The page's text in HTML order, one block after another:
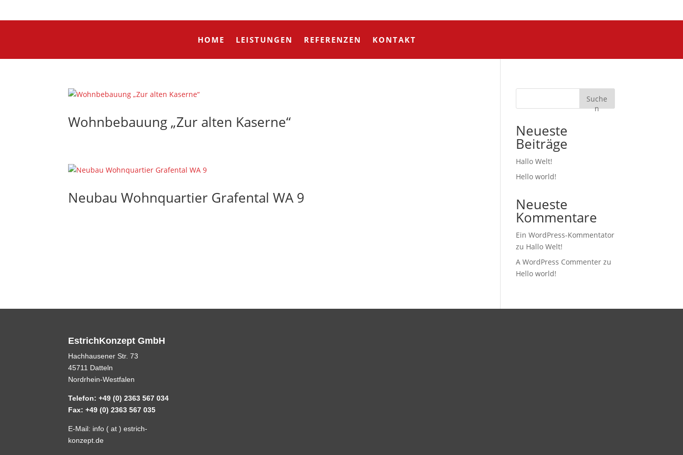
HOME LEISTUNGEN REFERENZEN KONTAKT
Wohnbebauung „Zur alten Kaserne“
Neubau Wohnquartier Grafental WA 9
Suche
n
Neueste
Beiträge
Hallo Welt!
Hello world!
Neueste
Kommentare
Ein WordPress-Kommentator
zu Hallo Welt!
A WordPress Commenter zu
Hello world!
EstrichKonzept GmbH
Hachhausener Str. 73
45711 Datteln
Nordrhein-Westfalen
Telefon: +49 (0) 2363 567 034
Fax: +49 (0) 2363 567 035
E-Mail: info ( at ) estrich-
konzept.de